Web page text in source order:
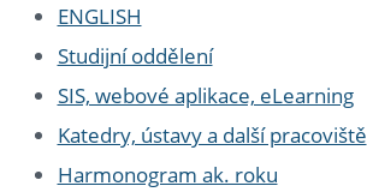
ENGLISH
Studijní oddělení
SIS, webové aplikace, eLearning
Katedry, ústavy a další pracoviště
Harmonogram ak. roku